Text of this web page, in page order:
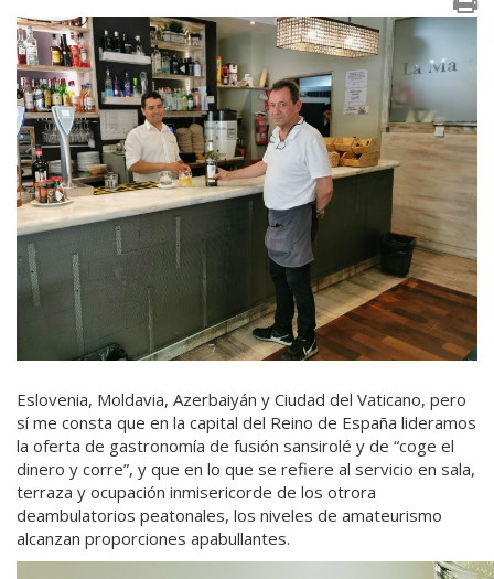
Eslovenia, Moldavia, Azerbaiyán y Ciudad del Vaticano, pero
sí me consta que en la capital del Reino de España lideramos
la oferta de gastronomía de fusión sansirolé y de “coge el
dinero y corre”, y que en lo que se refiere al servicio en sala,
terraza y ocupación inmisericorde de los otrora
deambulatorios peatonales, los niveles de amateurismo
alcanzan proporciones apabullantes.